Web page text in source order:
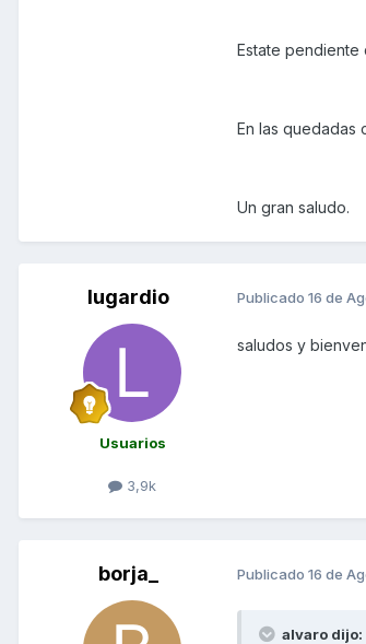
Estate
En las quedadas
Un gran saludo.
lugardio
Usuarios
3,9k
Publicado 16 de
saludos y
borja_ Publicado 16 de
alvaro dijo: